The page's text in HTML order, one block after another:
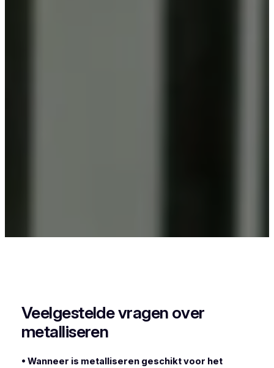
Veelgestelde vragen over
metalliseren
• Wanneer is metalliseren geschikt voor het